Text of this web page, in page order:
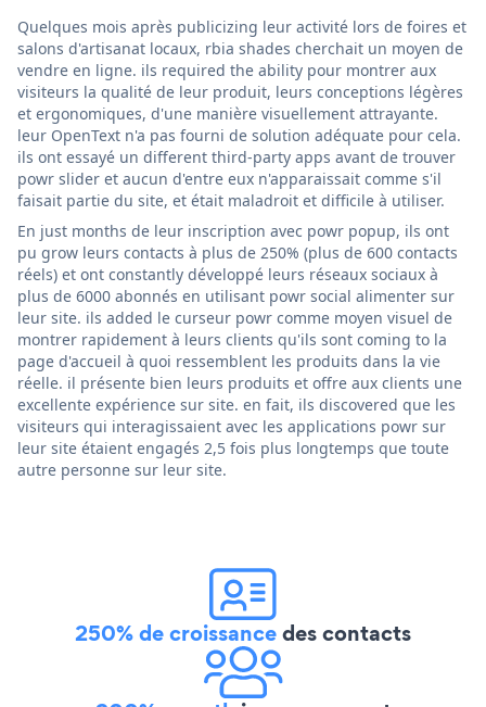
Quelques mois après publicizing leur activité lors de foires et
salons d'artisanat locaux, rbia shades cherchait un moyen de
vendre en ligne. ils required the ability pour montrer aux
visiteurs la qualité de leur produit, leurs conceptions légères
et ergonomiques, d'une manière visuellement attrayante.
leur OpenText n'a pas fourni de solution adéquate pour cela.
ils ont essayé un different third-party apps avant de trouver
powr slider et aucun d'entre eux n'apparaissait comme s'il
faisait partie du site, et était maladroit et difficile à utiliser.
En just months de leur inscription avec powr popup, ils ont
pu grow leurs contacts à plus de 250% (plus de 600 contacts
réels) et ont constantly développé leurs réseaux sociaux à
plus de 6000 abonnés en utilisant powr social alimenter sur
leur site. ils added le curseur powr comme moyen visuel de
montrer rapidement à leurs clients qu'ils sont coming to la
page d'accueil à quoi ressemblent les produits dans la vie
réelle. il présente bien leurs produits et offre aux clients une
excellente expérience sur site. en fait, ils discovered que les
visiteurs qui interagissaient avec les applications powr sur
leur site étaient engagés 2,5 fois plus longtemps que toute
autre personne sur leur site.
250% de croissancedes contacts